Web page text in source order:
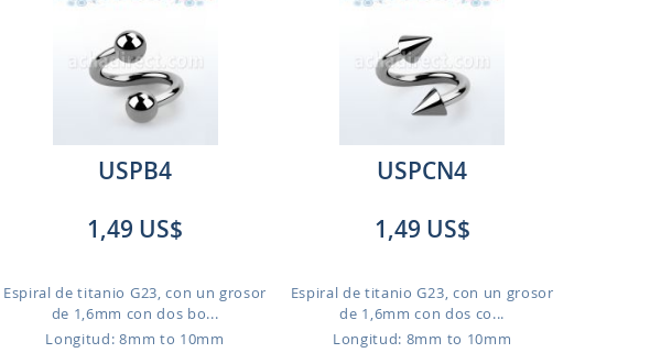
USPB4
1,49 US$
Espiral de titanio G23, con un grosor
de 1,6mm con dos bo...
Longitud: 8mm to 10mm
USPCN4
1,49 US$
Espiral de titanio G23, con un grosor
de 1,6mm con dos co...
Longitud: 8mm to 10mm